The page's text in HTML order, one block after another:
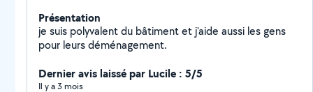
Présentation
je suis polyvalent du bâtiment et j'aide aussi les gens
pour leurs déménagement.
Dernier avis laissé par Lucile : 5/5
Il y a 3 mois